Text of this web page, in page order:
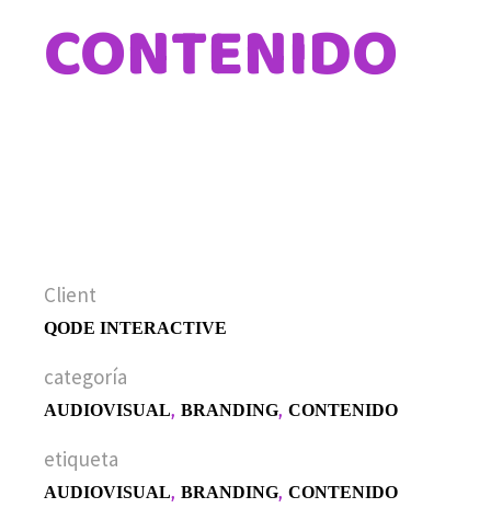
CONTENIDO
Client
QODE INTERACTIVE
categoría
AUDIOVISUAL BRANDING CONTENIDO
etiqueta
AUDIOVISUAL BRANDING CONTENIDO